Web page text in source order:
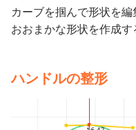
カーブを掴んで形状を編
おおまかな形状を作成す
ハンドルの整形